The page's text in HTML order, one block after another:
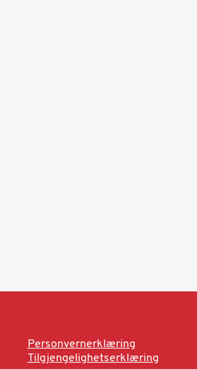
Personvernerklæring
Tilgjengelighetserklæring